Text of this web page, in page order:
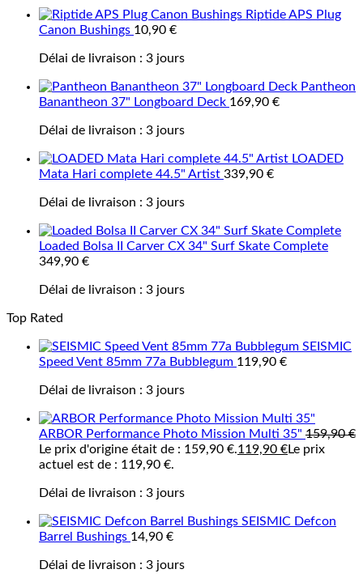
Riptide APS Plug
Canon Bushings 10,90 €
Délai de livraison : 3 jours
Pantheon
Banantheon 37" Longboard Deck 169,90 €
Délai de livraison : 3 jours
LOADED
Mata Hari complete 44.5" Artist 339,90 €
Délai de livraison : 3 jours
Loaded Bolsa II Carver CX 34" Surf Skate Complete
349,90 €
Délai de livraison : 3 jours
Top Rated
SEISMIC
Speed Vent 85mm 77a Bubblegum 119,90 €
Délai de livraison : 3 jours
ARBOR Performance Photo Mission Multi 35" 159,90€
Le prix d'origine était de : 159,90 €.119,90 €Le prix
actuel est de : 119,90 €.
Délai de livraison : 3 jours
SEISMIC Defcon
Barrel Bushings 14,90 €
Délai de livraison : 3 jours